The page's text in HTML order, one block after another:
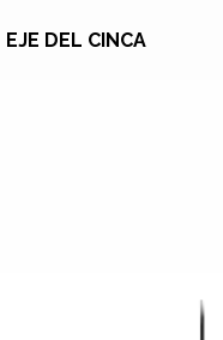
EJE DEL CINCA